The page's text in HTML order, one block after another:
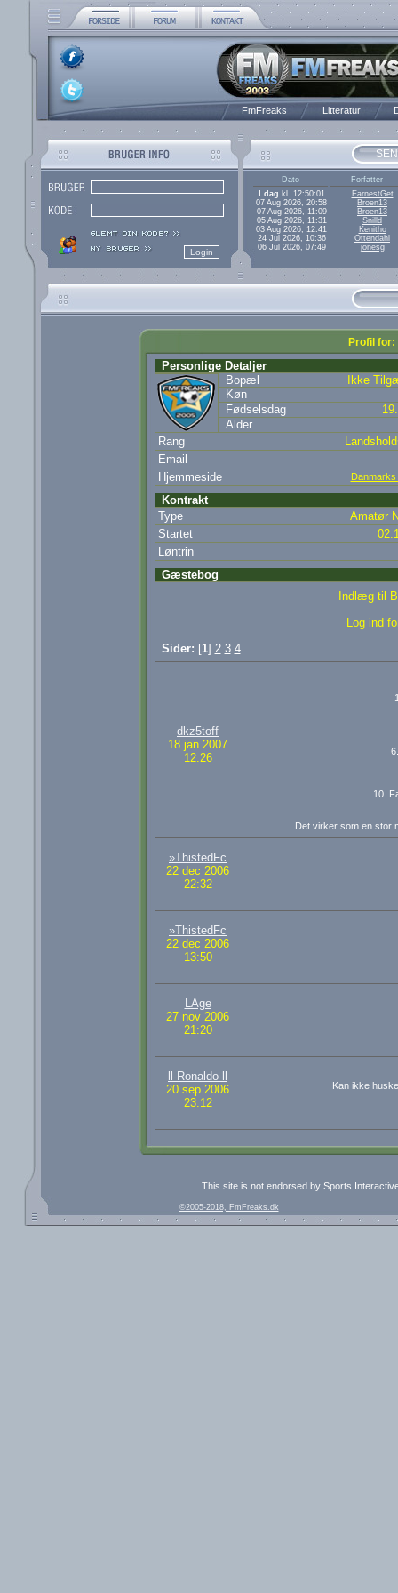
FmFreaks Litteratur
Dato
Forfatter
I dag kl. 12:50:01
EarnestGet
07 Aug 2026, 20:58
Broen13
07 Aug 2026, 11:09
Broen13
05 Aug 2026, 11:31
Snilld
03 Aug 2026, 12:41
Kenitho
24 Jul 2026, 10:36
Ottendahl
06 Jul 2026, 07:49
jonesg
Profil for:
Personlige Detaljer
Bopæl
Ikke
Køn
Fødselsdag
Alder
Rang
Email
Hjemmeside
Danmarks
Kontrakt
Type
Amatør
Startet
Løntrin
Gæstebog
Indlæg til
Log ind
Sider: [1] 2 3 4
dkz5toff
18 jan 2007
12:26
10.
Det virker som en stor
»ThistedFc
22 dec 2006
22:32
»ThistedFc
22 dec 2006
13:50
LAge
27 nov 2006
21:20
ll-Ronaldo-ll
20 sep 2006
23:12
Kan ikke
This site is not endorsed by Sports
©2005-2018, FmFreaks.dk